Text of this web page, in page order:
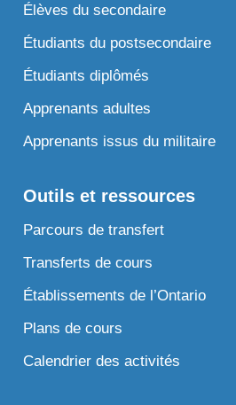
Élèves du secondaire
Étudiants du postsecondaire
Étudiants diplômés
Apprenants adultes
Apprenants issus du militaire
Outils et ressources
Parcours de transfert
Transferts de cours
Établissements de l’Ontario
Plans de cours
Calendrier des activités